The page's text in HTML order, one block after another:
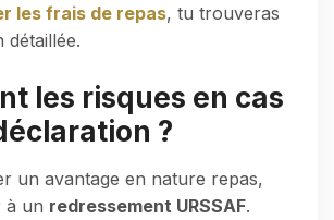
les frais de repas, tu trouveras
détaillée.
les risques en cas
?
un avantage en nature repas,
à un redressement URSSAF.